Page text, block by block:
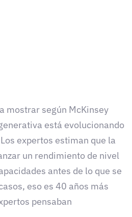
mostrar según McKinsey
está evolucionando
expertos estiman que la
un rendimiento de nivel
antes de lo que se
eso es 40 años más
pensaban